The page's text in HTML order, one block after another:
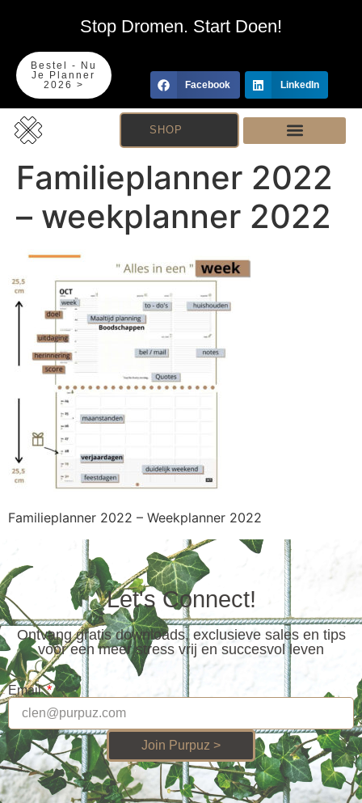
Stop Dromen. Start Doen!
Bestel - Nu
Je Planner
2026 >
Facebook LinkedIn
SHOP
Familieplanner 2022
– weekplanner 2022
Familieplanner 2022 – Weekplanner 2022
Let's Connect!
Ontvang gratis downloads, exclusieve sales en tips
voor een meer stress vrij en succesvol leven
Email
Join Purpuz >